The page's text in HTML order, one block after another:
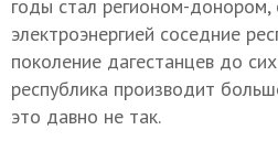
годы стал регионом-
электроэнергией соседние
поколение дагестанцев до
республика производит
это давно не так.